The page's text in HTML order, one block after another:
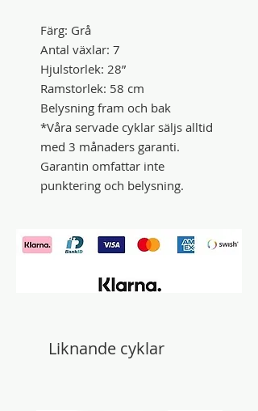
Färg: Grå
Antal växlar: 7
Hjulstorlek: 28”
Ramstorlek: 58 cm
Belysning fram och bak
*Våra servade cyklar säljs alltid
med 3 månaders garanti.
Garantin omfattar inte
punktering och belysning.
Liknande cyklar